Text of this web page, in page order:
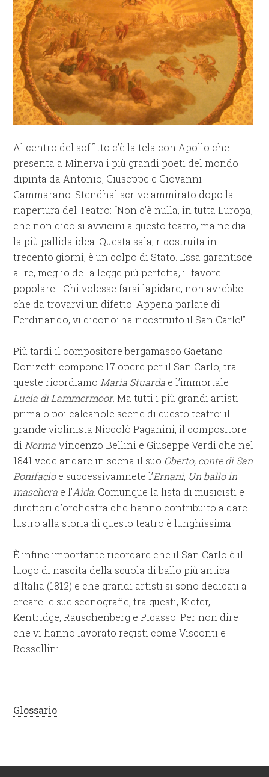
Al centro del soffitto c’è la tela con Apollo che
presenta a Minerva i più grandi poeti del mondo
dipinta da Antonio, Giuseppe e Giovanni
Cammarano. Stendhal scrive ammirato dopo la
riapertura del Teatro: “Non c’è nulla, in tutta Europa,
che non dico si avvicini a questo teatro, ma ne dia
la più pallida idea. Questa sala, ricostruita in
trecento giorni, è un colpo di Stato. Essa garantisce
al re, meglio della legge più perfetta, il favore
popolare… Chi volesse farsi lapidare, non avrebbe
che da trovarvi un difetto. Appena parlate di
Ferdinando, vi dicono: ha ricostruito il San Carlo!”
Più tardi il compositore bergamasco Gaetano
Donizetti compone 17 opere per il San Carlo, tra
queste ricordiamoMaria Stuarda e l’immortale
Lucia di Lammermoor. Ma tutti i più grandi artisti
prima o poi calcanole scene di questo teatro: il
grande violinista Niccolò Paganini, il compositore
diNormaVincenzo Bellini e Giuseppe Verdi che nel
1841 vede andare in scena il suo Oberto, conte di San
Bonifacioe successivamnete l’Ernani, Un ballo in
maschera e l’Aida. Comunque la lista di musicisti e
direttori d’orchestra che hanno contribuito a dare
lustro alla storia di questo teatro è lunghissima.
È infine importante ricordare che il San Carlo è il
luogo di nascita della scuola di ballo più antica
d’Italia (1812) e che grandi artisti si sono dedicati a
creare le sue scenografie, tra questi, Kiefer,
Kentridge, Rauschenberg e Picasso. Per non dire
che vi hanno lavorato registi come Visconti e
Rossellini.
Glossario